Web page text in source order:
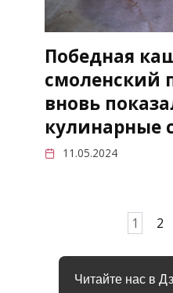
Победная
смоленский
вновь
кулинарные
11.05.2024
1 2
Читайте нас в